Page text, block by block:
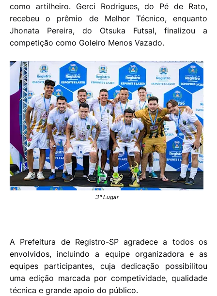
como artilheiro. Gerci Rodrigues, do Pé de Rato,
recebeu o prêmio de Melhor Técnico, enquanto
Jhonata Pereira, do Otsuka Futsal, finalizou a
competição como Goleiro Menos Vazado.
3º Lugar
A Prefeitura de Registro-SP agradece a todos os
envolvidos, incluindo a equipe organizadora e as
equipes participantes, cuja dedicação possibilitou
uma edição marcada por competividade, qualidade
técnica e grande apoio do público.